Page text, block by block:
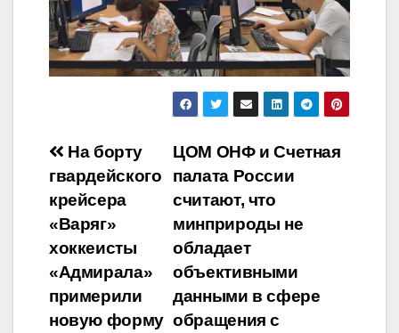
Навигация
по
записям
ЦОМ ОНФ и Счетная
палата России
считают, что
минприроды не
обладает
объективными
данными в сфере
обращения с
На борту
гвардейского
крейсера
«Варяг»
хоккеисты
«Адмирала»
примерили
новую форму